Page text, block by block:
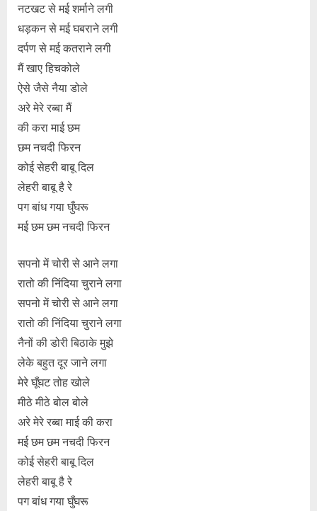
नटखट से मई शर्माने लगी
धड़कन से मई घबराने लगी
दर्पण से मई कतराने लगी
मैं खाए हिचकोले
ऐसे जैसे नैया डोले
अरे मेरे रब्बा मैं
की करा माई छम
छम नचदी फिरन
कोई सेहरी बाबू दिल
लेहरी बाबू है रे
पग बांध गया घुँघरू
मई छम छम नचदी फिरन
सपनो में चोरी से आने लगा
रातो की निंदिया चुराने लगा
सपनो में चोरी से आने लगा
रातो की निंदिया चुराने लगा
नैनों की डोरी बिठाके मुझे
लेके बहुत दूर जाने लगा
मेरे घूँघट तोह खोले
मीठे मीठे बोल बोले
अरे मेरे रब्बा माई की करा
मई छम छम नचदी फिरन
कोई सेहरी बाबू दिल
लेहरी बाबू है रे
पग बांध गया घुँघरू